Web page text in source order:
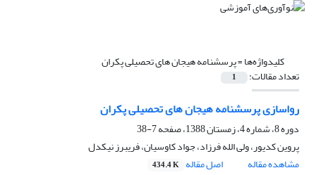
کلیدواژه‌ها =پرسشنامه هیجان های تحصیلی پکران
تعداد مقالات: 1
رواسازی پرسشنامه هیجان های تحصیلی پکران
دوره 8، شماره 4، زمستان 1388، صفحه
7-38
پروین کدیور، ولی الله فرزاد، جواد کاوسیان، فریبرز نیکدل
مشاهده مقاله
اصل مقاله 434.4 K